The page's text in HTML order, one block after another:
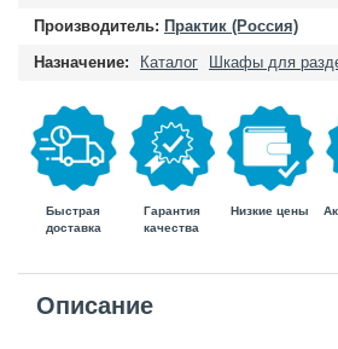
Производитель: Практик (Россия)
Назначение:
Каталог Шкафы для
Быстрая
доставка
Гарантия
качества
Низкие цены
Описание